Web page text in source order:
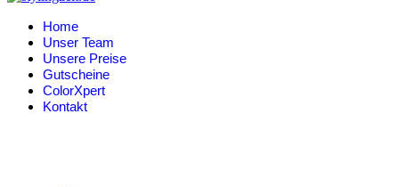
Home
Unser Team
Unsere Preise
Gutscheine
ColorXpert
Kontakt